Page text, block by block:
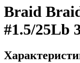
Braid
#1.5/25Lb